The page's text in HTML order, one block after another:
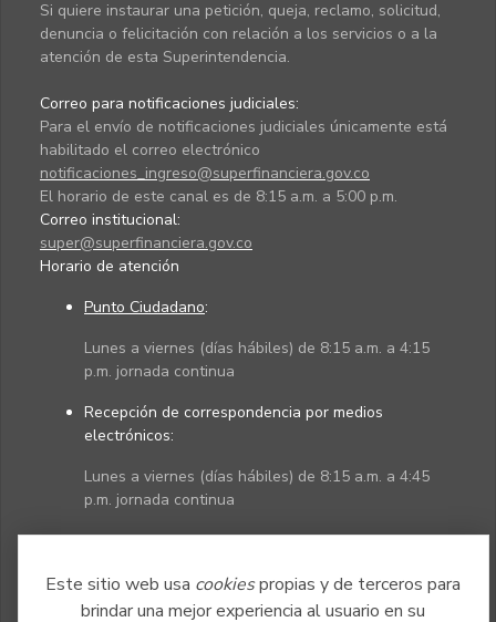
Este sitio web usa cookiespropias y de terceros para
brindar una mejor experiencia al usuario en su
Si quiere instaurar una petición, queja, reclamo, solicitud,
denuncia o felicitación con relación a los servicios o a la
atención de esta Superintendencia.
Correo para notificaciones judiciales:
Para el envío de notificaciones judiciales únicamente está
habilitado el correo electrónico
notificaciones_ingreso@superfinanciera.gov.co
El horario de este canal es de 8:15 a.m. a 5:00 p.m.
Correo institucional:
super@superfinanciera.gov.co
Horario de atención
Punto Ciudadano:
Lunes a viernes (días hábiles) de 8:15 a.m. a 4:15
p.m. jornada continua
Recepción de correspondencia por medios
electrónicos:
Lunes a viernes (días hábiles) de 8:15 a.m. a 4:45
p.m. jornada continua